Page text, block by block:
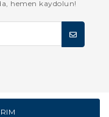
hemen kaydolun!